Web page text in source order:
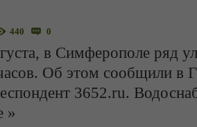
440 0
в Симферополе ряд
часов. Об этом сообщили
3652.ru.
»